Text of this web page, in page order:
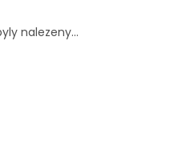
nalezeny...